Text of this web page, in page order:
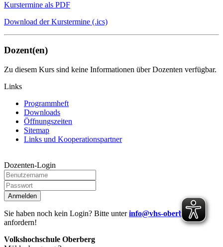
Kurstermine als PDF
Download der Kurstermine (.ics)
Dozent(en)
Zu diesem Kurs sind keine Informationen über Dozenten verfügbar.
Links
Programmheft
Downloads
Öffnungszeiten
Sitemap
Links und Kooperationspartner
Dozenten-Login
Anmelden
Sie haben noch kein Login? Bitte unterinfo@vhs-oberberg.de
anfordern!
Volkshochschule Oberberg